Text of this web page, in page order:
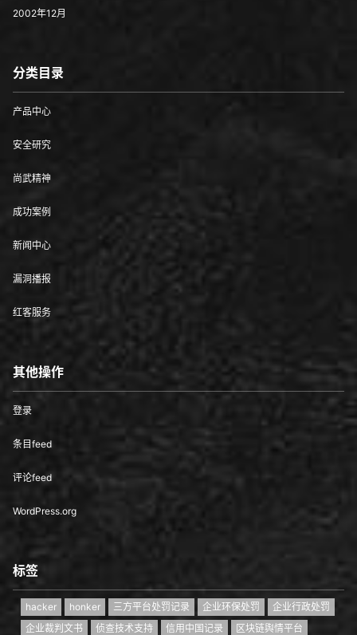
2002年12月
分类目录
产品中心
安全研究
尚武精神
成功案例
新闻中心
漏洞播报
红客服务
其他操作
登录
条目feed
评论feed
WordPress.org
标签
hacker honker 三方平台处罚记录 企业环保处罚
企业行政处罚
企业裁判文书
侦查技术支持 信用中国记录 区块链舆情平台